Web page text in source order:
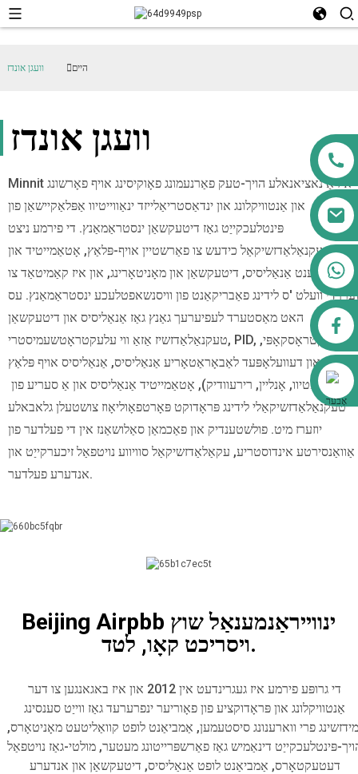
airppb123@gmail.com
היים וועגן אונדז
וועגן אונדז
Minnit איז אַ נאציאנאלע הויך-טעק פאַרנעמונג פאָוקיסינג אויף פאָרשונג
און אַנטוויקלונג און ינדאַסטריאַלייזד ינאַווייטיוו אַפּלאַקיישאַן פון
פּינטלעכקייַט גאַז דיטעקשאַן ינסטראַמאַנץ. די פירמע ניצט
טעקנאַלאַדזשיקאַל כידעש צו פאַרשטיין אויף-פּלאַץ, אָטאַמייטיד און
ינטעליגענט אַנאַליסיס, דיטעקשאַן און מאָניטאָרינג, און איז קאַמיטאַד צו
די וועלט 'ס לידינג פאַבריקאַנט פון וויסנשאפטלעכע ינסטראַמאַנץ. עס
האט מאַסטערד לעפיערעך גאַנץ גאַז אַנאַליסיס און דיטעקשאַן
טעקנאַלאַדזשיז אַזאַ ווי עלעקטראָטשעמיסטרי, PID, און ספּעקטראָסקאָפּי,
און דעוועלאָפּעד לאַבאָראַטאָריע אַנאַליסיס, אַנאַליסיס אויף פּלאַץ
(פּאָרטאַטיוו, אָנליין, רירעוודיק), אָטאַמייטיד אַנאַליסיס און אַ סעריע פון ​​
טעקנאַלאַדזשיקאַלי לידינג פּראָדוקט פּאָרטפאָוליאָוז צושטעלן גלאבאלע
יוזערז מיט. פולשטענדיק און פאַכמאַן סאַלושאַנז אין די פעלדער פון
אַוואַנסירטע אינדוסטריע, עקאַלאַדזשיקאַל סוויווע נויטפאַל זיכערקייַט און
אנדערע פעלדער.
Beijing Airpbb ינווייראַנמענאַל שוץ
ויסריכט קאָו, לטד.
די גרופּע פירמע איז געגרינדעט אין 2012 און איז באגאנגען צו דער
אַנטוויקלונג און פּראָדוקציע פון ​​פאָוריער ינפרערעד גאַז ווייַט סענסינג
פרי ווארענונג סיסטעמען, אַמביאַנט לופט קוואַליטעט מאָניטאָרס,
פּינטלעכקייַט דינאַמיש גאַז פאַרשפּרייטונג מעטער, מולטי-גאַז נויטפאַל
דעטעקטאָרס, אַמביאַנט לופט אַנאַליסיס, דיטעקשאַן און אנדערע